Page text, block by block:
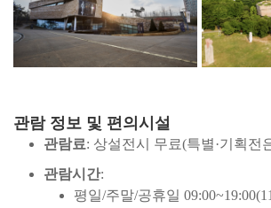
관람 정보 및 편의시설
관람료: 상설전시 무료(특별·기획전
관람시간:
평일/주말/공휴일